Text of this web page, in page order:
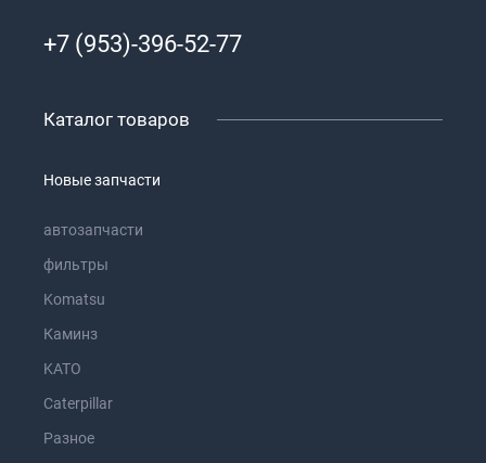
+7 (953)-396-52-77
Каталог товаров
Новые запчасти
автозапчасти
фильтры
Komatsu
Каминз
KATO
Caterpillar
Разное